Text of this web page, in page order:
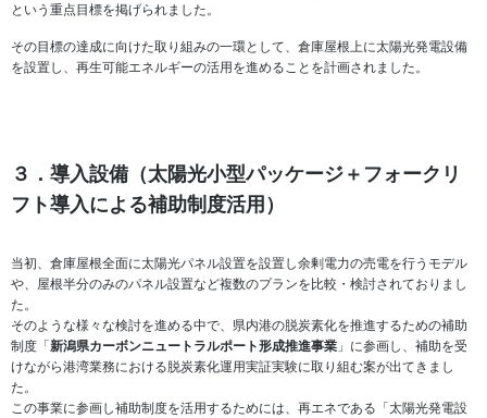
という重点目標を掲げられました。
その目標の達成に向けた取り組みの一環として、倉庫屋根上に太陽光発電設備
を設置し、再生可能エネルギーの活用を進めることを計画されました。
３．導入設備（太陽光小型パッケージ＋フォークリ
フト導入による補助制度活用）
当初、倉庫屋根全面に太陽光パネル設置を設置し余剰電力の売電を行うモデル
や、屋根半分のみのパネル設置など複数のプランを比較・検討されておりまし
た。
そのような様々な検討を進める中で、県内港の脱炭素化を推進するための補助
制度「新潟県カーボンニュートラルポート形成推進事業 」に参画し、補助を受
けながら港湾業務における脱炭素化運用実証実験に取り組む案が出てきまし
た。
この事業に参画し補助制度を活用するためには、再エネである「太陽光発電設